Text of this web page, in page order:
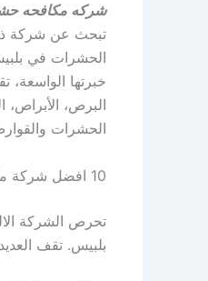
شركه مكافحه
الحشرات في
خبرتها الواسعة،
البرص، الأبراص،
الحشرات
10 افضل شركة مكافحة حشرات في بلبيس
بلبيس. تقف